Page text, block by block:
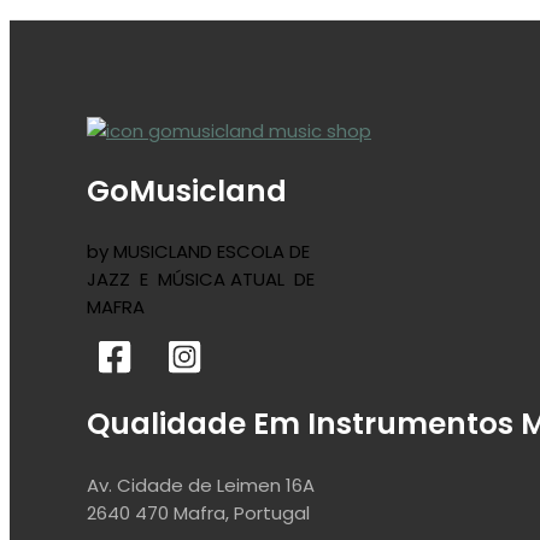
GoMusicland
by MUSICLAND ESCOLA DE
JAZZ E MÚSICA ATUAL DE
MAFRA
Qualidade Em Instrumentos
Av. Cidade de Leimen 16A
2640 470 Mafra, Portugal